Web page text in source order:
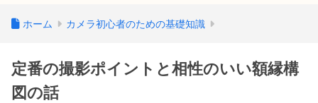
ホーム カメラ初心者のための基礎知識
定番の撮影ポイントと相性のいい額縁構
図の話